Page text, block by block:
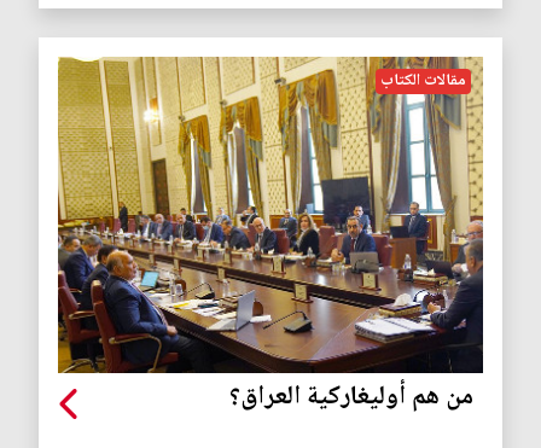
مقالات الكتاب
من هم أوليغاركية العراق؟